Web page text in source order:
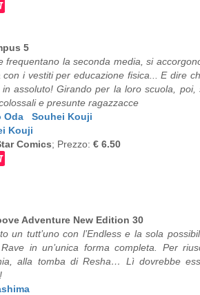
5
frequentano la seconda media, si
i vestiti per educazione fisica... E dire
assoluto! Girando per la loro scuola, poi,
e presunte ragazzacce
Oda
Souhei Kouji
Kouji
Comics; Prezzo: € 6.50
Adventure New Edition 30
un tutt’uno con l’Endless e la sola
in un’unica forma completa. Per
alla tomba di Resha… Lì dovrebbe